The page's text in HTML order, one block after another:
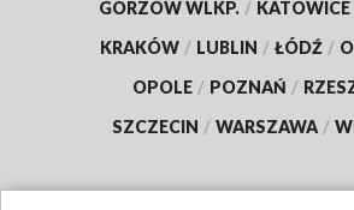
GORZÓW WLKP. / KATOWICE
KRAKÓW / LUBLIN / ŁÓDŹ /
OPOLE / POZNAŃ /
SZCZECIN / WARSZAWA /